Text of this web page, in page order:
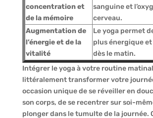
concentration et
de la mémoire
sanguine et
cerveau.
Augmentation de
l’énergie et de la
vitalité
Le yoga permet
plus énergique
dès le matin.
Intégrer le yoga à votre routine
littéralement transformer votre
occasion unique de se réveiller en
son corps, de se recentrer sur soi-
plonger dans le tumulte de la journée.